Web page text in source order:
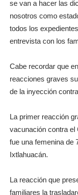
se van a hacer las
nosotros como
todos los
entrevista con los
Cabe recordar que
reacciones graves
de la inyección
La primer reacción
vacunación contra el
fue una femenina de
Ixtlahuacán.
La reacción que
familiares la